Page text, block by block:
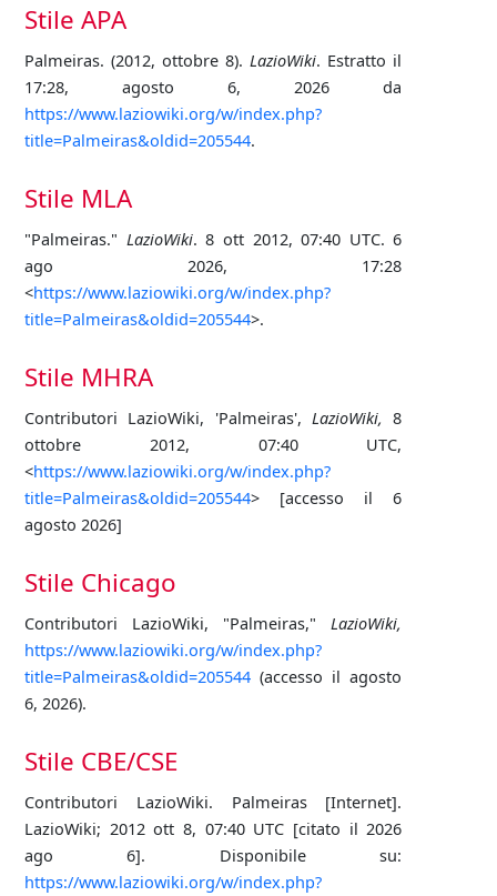
Stile APA
Palmeiras. (2012, ottobre 8).LazioWiki. Estratto il
17:28, agosto 6, 2026 da
https://www.laziowiki.org/w/index.php?
title=Palmeiras&oldid=205544.
Stile MLA
"Palmeiras." LazioWiki. 8 ott 2012, 07:40 UTC. 6
ago 2026, 17:28
<https://www.laziowiki.org/w/index.php?
title=Palmeiras&oldid=205544>.
Stile MHRA
Contributori LazioWiki, 'Palmeiras',LazioWiki, 8
ottobre 2012, 07:40 UTC,
<https://www.laziowiki.org/w/index.php?
title=Palmeiras&oldid=205544> [accesso il 6
agosto 2026]
Stile Chicago
Contributori LazioWiki, "Palmeiras,"LazioWiki,
https://www.laziowiki.org/w/index.php?
title=Palmeiras&oldid=205544 (accesso il agosto
6, 2026).
Stile CBE/CSE
Contributori LazioWiki. Palmeiras [Internet].
LazioWiki; 2012 ott 8, 07:40 UTC [citato il 2026
ago 6]. Disponibile su:
https://www.laziowiki.org/w/index.php?